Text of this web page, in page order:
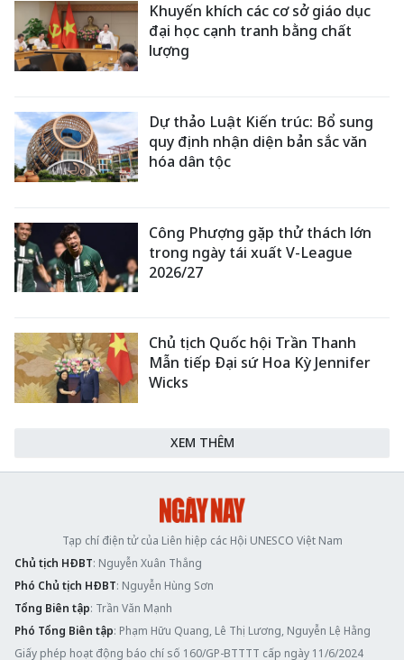
Khuyến khích các cơ sở giáo dục
đại học cạnh tranh bằng chất
lượng
Dự thảo Luật Kiến trúc: Bổ sung
quy định nhận diện bản sắc văn
hóa dân tộc
Công Phượng gặp thử thách lớn
trong ngày tái xuất V-League
2026/27
Chủ tịch Quốc hội Trần Thanh
Mẫn tiếp Đại sứ Hoa Kỳ Jennifer
Wicks
XEM THÊM
Tạp chí điện tử của Liên hiệp các Hội UNESCO Việt Nam
Chủ tịch HĐBT: Nguyễn Xuân Thắng
Phó Chủ tịch HĐBT: Nguyễn Hùng Sơn
Tổng Biên tập: Trần Văn Mạnh
Phó Tổng Biên tập: Phạm Hữu Quang, Lê Thị Lương, Nguyễn Lệ Hằng
Giấy phép hoạt động báo chí số 160/GP-BTTTT cấp ngày 11/6/2024